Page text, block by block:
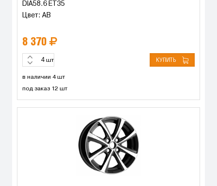
DIA58.6 ET35
Цвет: AB
8 370
шт КУПИТЬ
в наличии 4 шт
под заказ 12 шт